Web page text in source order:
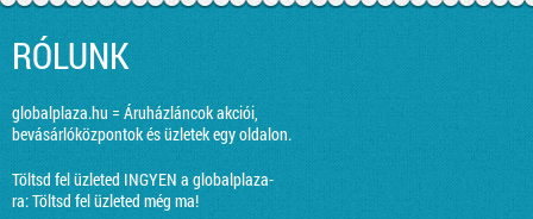
RÓLUNK
globalplaza.hu = Áruházláncok akciói,
bevásárlóközpontok és üzletek egy oldalon.
Töltsd fel üzleted INGYEN a globalplaza-
ra:Töltsd fel üzleted még ma!